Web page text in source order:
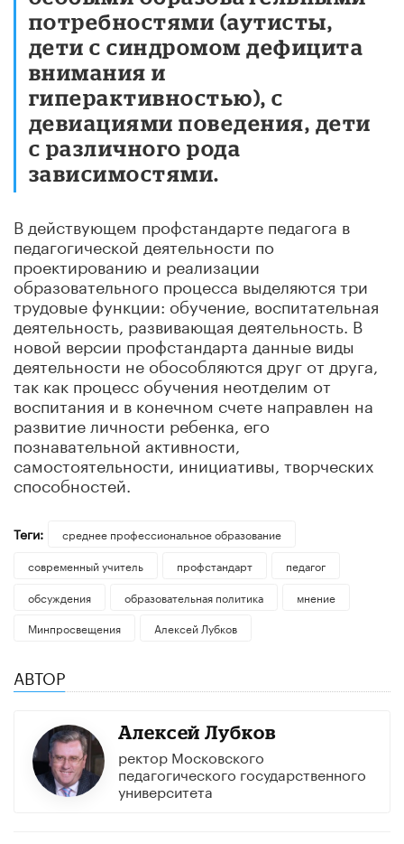
потребностями (аутисты,
дети с синдромом дефицита
внимания и
гиперактивностью), с
девиациями поведения, дети
с различного рода
зависимостями.
В действующем профстандарте педагога в
педагогической деятельности по
проектированию и реализации
образовательного процесса выделяются три
трудовые функции: обучение, воспитательная
деятельность, развивающая деятельность. В
новой версии профстандарта данные виды
деятельности не обособляются друг от друга,
так как процесс обучения неотделим от
воспитания и в конечном счете направлен на
развитие личности ребенка, его
познавательной активности,
самостоятельности, инициативы, творческих
способностей.
Теги:
среднее профессиональное образование
современный учитель
профстандарт
педагог
обсуждения
образовательная политика
мнение
Минпросвещения
Алексей Лубков
АВТОР
Алексей Лубков
ректор Московского
педагогического государственного
университета